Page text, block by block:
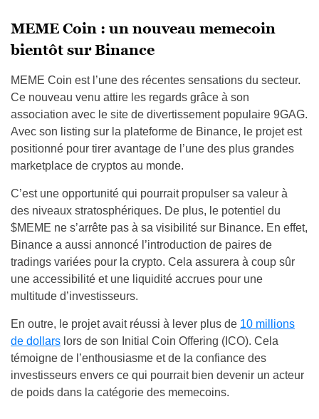
MEME Coin : un nouveau memecoin
bientôt sur Binance
MEME Coin est l’une des récentes sensations du secteur.
Ce nouveau venu attire les regards grâce à son
association avec le site de divertissement populaire 9GAG.
Avec son listing sur la plateforme de Binance, le projet est
positionné pour tirer avantage de l’une des plus grandes
marketplace de cryptos au monde.
C’est une opportunité qui pourrait propulser sa valeur à
des niveaux stratosphériques. De plus, le potentiel du
$MEME ne s’arrête pas à sa visibilité sur Binance. En effet,
Binance a aussi annoncé l’introduction de paires de
tradings variées pour la crypto. Cela assurera à coup sûr
une accessibilité et une liquidité accrues pour une
multitude d’investisseurs.
En outre, le projet avait réussi à lever plus de 10 millions
de dollars lors de son Initial Coin Offering (ICO). Cela
témoigne de l’enthousiasme et de la confiance des
investisseurs envers ce qui pourrait bien devenir un acteur
de poids dans la catégorie des memecoins.